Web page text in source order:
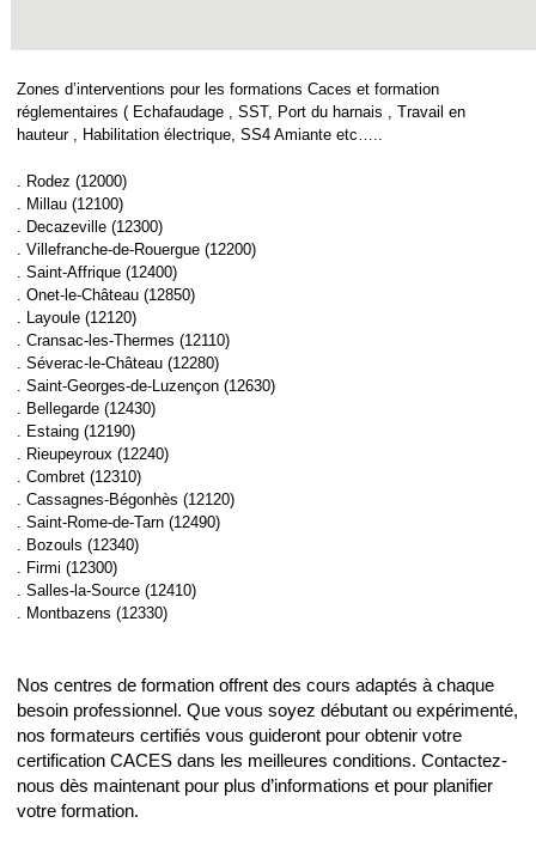
Zones d’interventions pour les formations Caces et formation
réglementaires ( Echafaudage , SST, Port du harnais , Travail en
hauteur , Habilitation électrique, SS4 Amiante etc…..
. Rodez (12000)
. Millau (12100)
. Decazeville (12300)
. Villefranche-de-Rouergue (12200)
. Saint-Affrique (12400)
. Onet-le-Château (12850)
. Layoule (12120)
. Cransac-les-Thermes (12110)
. Séverac-le-Château (12280)
. Saint-Georges-de-Luzençon (12630)
. Bellegarde (12430)
. Estaing (12190)
. Rieupeyroux (12240)
. Combret (12310)
. Cassagnes-Bégonhès (12120)
. Saint-Rome-de-Tarn (12490)
. Bozouls (12340)
. Firmi (12300)
. Salles-la-Source (12410)
. Montbazens (12330)
Nos centres de formation offrent des cours adaptés à chaque
besoin professionnel. Que vous soyez débutant ou expérimenté,
nos formateurs certifiés vous guideront pour obtenir votre
certification CACES dans les meilleures conditions. Contactez-
nous dès maintenant pour plus d’informations et pour planifier
votre formation.